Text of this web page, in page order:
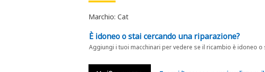
Marchio: Cat
È idoneo o stai cercando una riparazione?
Aggiungi i tuoi macchinari per vedere se il ricambio è idoneo